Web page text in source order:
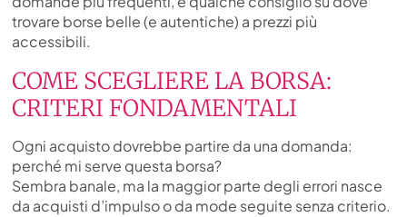
trovare borse belle (e autentiche) a prezzi più
accessibili.
COME SCEGLIERE LA BORSA:
CRITERI FONDAMENTALI
Ogni acquisto dovrebbe partire da una domanda:
perché mi serve questa borsa?
Sembra banale, ma la maggior parte degli errori nasce
da acquisti d’impulso o da mode seguite senza criterio.